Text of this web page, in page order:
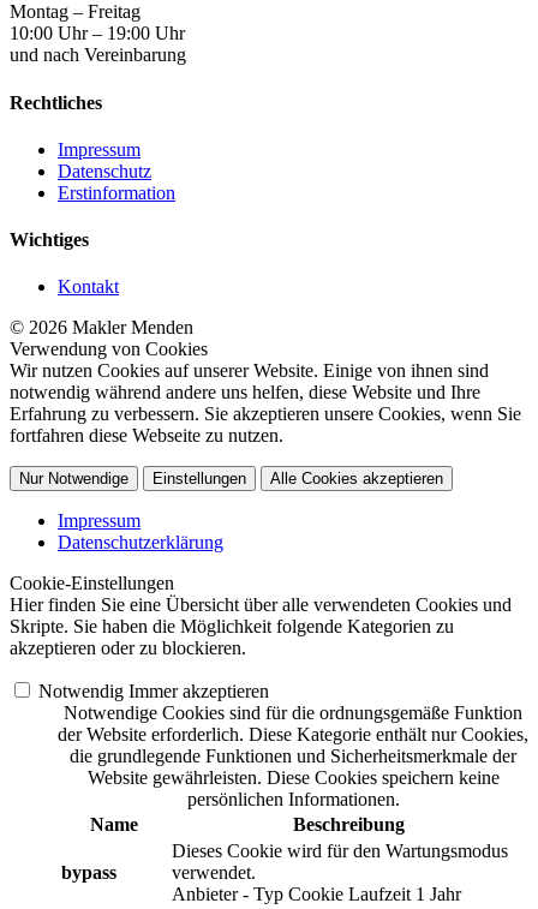
Montag – Freitag
10:00 Uhr – 19:00 Uhr
und nach Vereinbarung
Rechtliches
Impressum
Datenschutz
Erstinformation
Wichtiges
Kontakt
© 2026 Makler Menden
Verwendung von Cookies
Wir nutzen Cookies auf unserer Website. Einige von ihnen sind
notwendig während andere uns helfen, diese Website und Ihre
Erfahrung zu verbessern. Sie akzeptieren unsere Cookies, wenn Sie
fortfahren diese Webseite zu nutzen.
Nur Notwendige Einstellungen Alle Cookies akzeptieren
Impressum
Datenschutzerklärung
Cookie-Einstellungen
Hier finden Sie eine Übersicht über alle verwendeten Cookies und
Skripte. Sie haben die Möglichkeit folgende Kategorien zu
akzeptieren oder zu blockieren.
Notwendig Immer akzeptieren
Notwendige Cookies sind für die ordnungsgemäße Funktion
der Website erforderlich. Diese Kategorie enthält nur Cookies,
die grundlegende Funktionen und Sicherheitsmerkmale der
Website gewährleisten. Diese Cookies speichern keine
persönlichen Informationen.
Name
Beschreibung
bypass
Dieses Cookie wird für den Wartungsmodus
verwendet.
Anbieter - Typ Cookie Laufzeit 1 Jahr